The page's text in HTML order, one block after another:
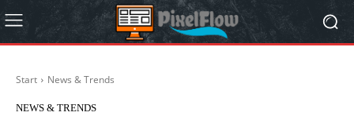
Start News & Trends
NEWS & TRENDS